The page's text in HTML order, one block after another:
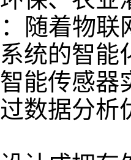
随着物联
统的智
能传感器
数据分析